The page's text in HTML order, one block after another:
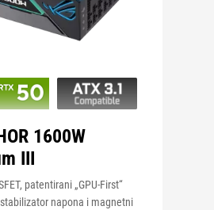
1600W
III
patentirani „GPU-First“
napona i magnetni